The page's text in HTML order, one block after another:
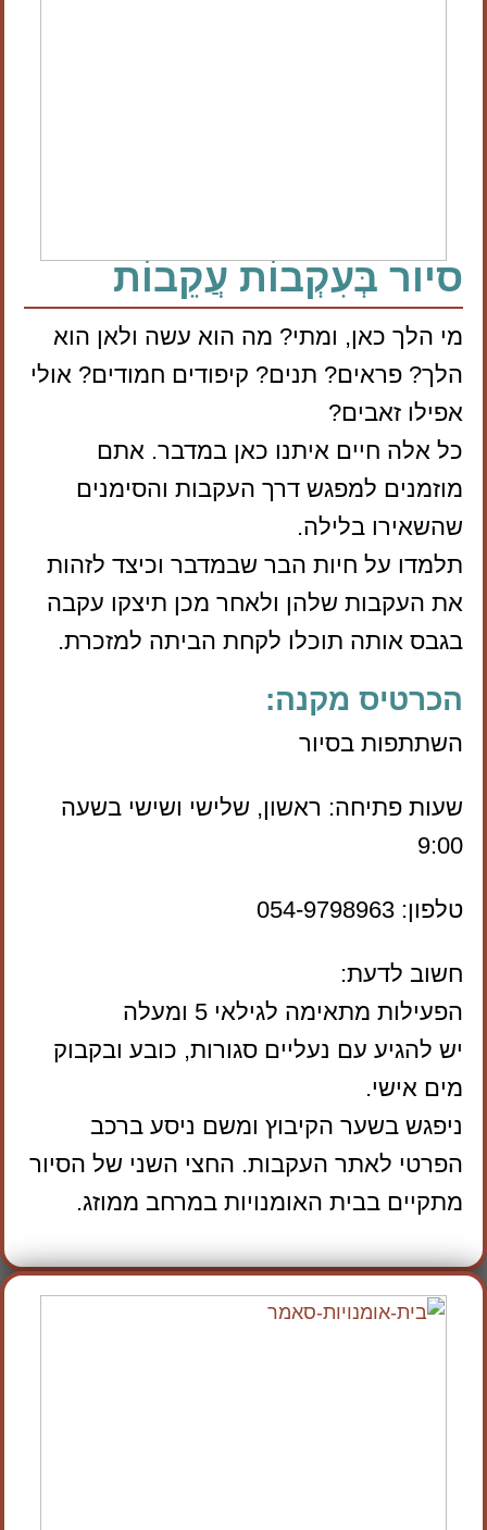
סיור בְּעִקְבוֹת עֲקֵבוֹת
מי הלך כאן, ומתי? מה הוא עשה ולאן הוא
הלך? פראים? תנים? קיפודים חמודים? אולי
אפילו זאבים?
כל אלה חיים איתנו כאן במדבר. אתם
מוזמנים למפגש דרך העקבות והסימנים
שהשאירו בלילה.
תלמדו על חיות הבר שבמדבר וכיצד לזהות
את העקבות שלהן ולאחר מכן תיצקו עקבה
בגבס אותה תוכלו לקחת הביתה למזכרת.
הכרטיס מקנה:
השתתפות בסיור
שעות פתיחה: ראשון, שלישי ושישי בשעה
9:00
טלפון: 054-9798963
חשוב לדעת:
הפעילות מתאימה לגילאי 5 ומעלה
יש להגיע עם נעליים סגורות, כובע ובקבוק
מים אישי.
ניפגש בשער הקיבוץ ומשם ניסע ברכב
הפרטי לאתר העקבות. החצי השני של הסיור
מתקיים בבית האומנויות במרחב ממוזג.